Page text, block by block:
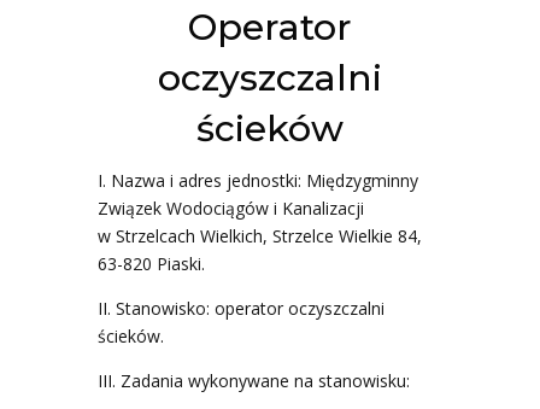
Operator
oczyszczalni
ścieków
I. Nazwa i adres jednostki: Międzygminny
Związek Wodociągów i Kanalizacji
w Strzelcach Wielkich, Strzelce Wielkie 84,
63-820 Piaski.
II. Stanowisko: operator oczyszczalni
ścieków.
III. Zadania wykonywane na stanowisku: